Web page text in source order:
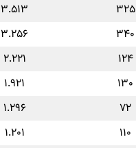
۳۲۵
۳.۵۱۳
۳۴۰
۳.۲۵۶
۱۲۴
۲.۲۲۱
۱۳۰
۱.۹۲۱
۷۲
۱.۲۹۶
۱۱۰
۱.۲۰۱